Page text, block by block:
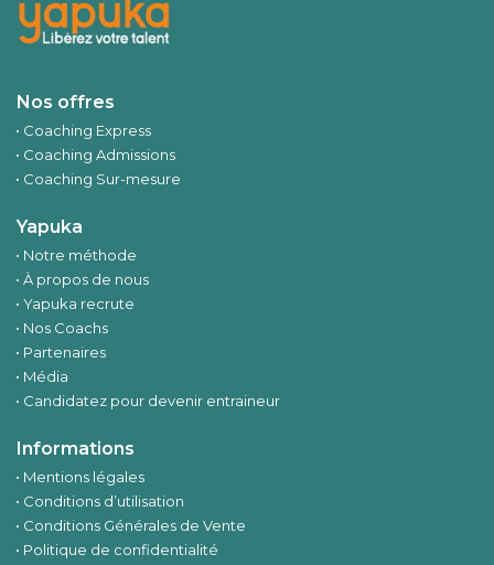
Nos offres
Coaching Express
Coaching Admissions
Coaching Sur-mesure
Yapuka
Notre méthode
À propos de nous
Yapuka recrute
Nos Coachs
Partenaires
Média
Candidatez pour devenir entraineur
Informations
Mentions légales
Conditions d’utilisation
Conditions Générales de Vente
Politique de confidentialité